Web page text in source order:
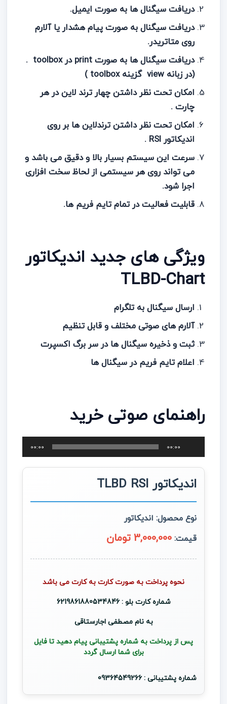
دریافت سیگنال ها به صورت ایمیل.
دریافت سیگنال به صورت پیام هشدار یا آلارم
روی متاتریدر.
دریافت سیگنال ها به صورتprint درtoolbox
.
(در زبانهview گزینهtoolbox
)
امکان تحت نظر داشتن چهار ترند لاین در هر
چارت .
امکان تحت نظر داشتن ترندلاین ها بر روی
اندیکاتورRSI
.
سرعت این سیستم بسیار بالا و دقیق می باشد و
می تواند روی هر سیستمی از لحاظ سخت افزاری
اجرا شود.
قابلیت فعالیت در تمام تایم فریم ها.
ویژگی های جدید اندیکاتور
TLBD-Chart
ارسال سیگنال به تلگرام
آلارم های صوتی مختلف و قابل تنظیم
ثبت و ذخیره سیگنال ها در سر برگ اکسپرت
اعلام تایم فریم در سیگنال ها
راهنمای صوتی خرید
پخش‌کننده
صوت
00:00
00:00
اندیکاتور TLBD RSI
نوع محصول: اندیکاتور
قیمت: 3,000,000 تومان
نحوه پرداخت به صورت کارت به کارت می باشد
شماره کارت بلو : 6219861880534846
به نام مصطفی اجارستاقی
پس از پرداخت به شماره پشتیبانی پیام دهید تا فایل
برای شما ارسال گردد
شماره پشتیبانی : 09364549266